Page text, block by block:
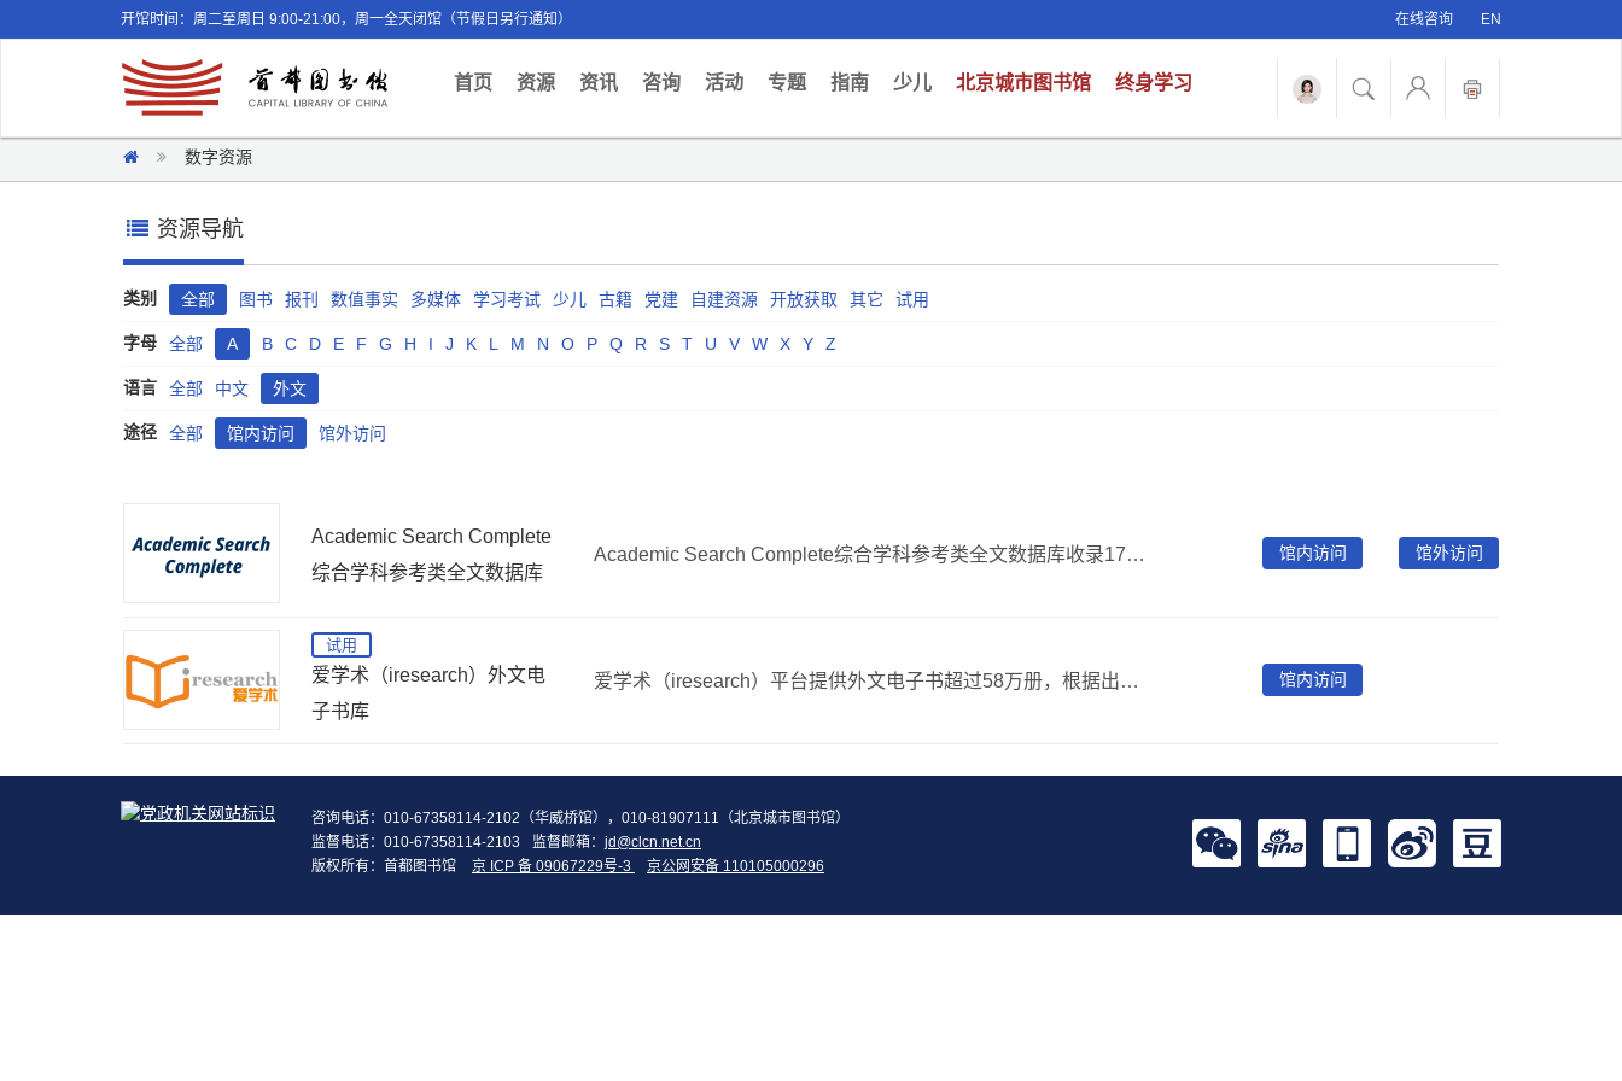
开馆时间：周二至周日 9:00-21:00，周一全天闭馆（节假日另行通知） 在线咨询 EN
首页(current)
资源 资讯 咨询 活动 专题 指南 少儿 北京城市图书馆 终身学习
数字资源
资源导航
类别 全部 图书 报刊 数值事实 多媒体 学习考试 少儿 古籍 党建 自建资源 开放获取 其它 试用
字母 全部 A B C D E F G H I J K L M N O P Q R S T U V W X Y Z
语言 全部 中文 外文
途径 全部 馆内访问 馆外访问
Academic Search Complete
综合学科参考类全文数据库
Academic Search Complete综合学科参考类全文数据库收录17900余种期刊的文摘，其中全文期刊8800余种。还收录800余种非期刊类全文出版物（如书籍、报告及会议论文等）。 馆内访问 馆外访问
试用
爱学术（iresearch）外文电
子书库
爱学术（iresearch）平台提供外文电子书超过58万册，根据出版社不同提供一定比例试读，其中11万册OA图书可访问全文。 馆内访问
咨询电话：010-67358114-2102（华威桥馆），010-81907111（北京城市图书馆）
监督电话：010-67358114-2103
监督邮箱： jd@clcn.net.cn
版权所有：首都图书馆
京 ICP 备 09067229号-3 京公网安备 110105000296